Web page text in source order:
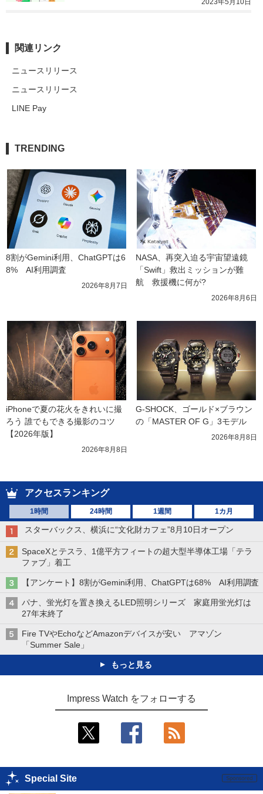
関連リンク
ニュースリリース
ニュースリリース
LINE Pay
TRENDING
8割がGemini利用、ChatGPTは6
8%　AI利用調査
2026年8月7日
NASA、再突入迫る宇宙望遠鏡
「Swift」救出ミッションが難
航　救援機に何が?
2026年8月6日
iPhoneで夏の花火をきれいに撮
ろう 誰でもできる撮影のコツ
【2026年版】
2026年8月8日
G-SHOCK、ゴールド×ブラウン
の「MASTER OF G」3モデル
2026年8月8日
アクセスランキング
1時間 24時間 1週間 1カ月
スターバックス、横浜に“文化財カフェ”8月10日オープン
SpaceXとテスラ、1億平方フィートの超大型半導体工場「テラ
ファブ」着工
【アンケート】8割がGemini利用、ChatGPTは68% AI利用調査
パナ、蛍光灯を置き換えるLED照明シリーズ 家庭用蛍光灯は
27年末終了
Fire TVやEchoなどAmazonデバイスが安い アマゾン
「Summer Sale」
もっと見る
Impress Watch をフォローする
Special Site